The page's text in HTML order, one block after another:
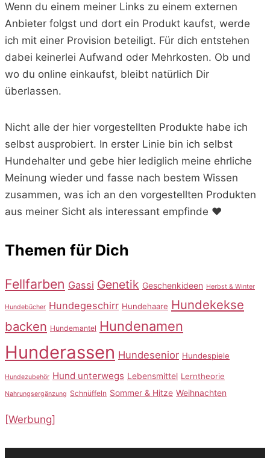
Wenn du einem meiner Links zu einem externen
Anbieter folgst und dort ein Produkt kaufst, werde
ich mit einer Provision beteiligt. Für dich entstehen
dabei keinerlei Aufwand oder Mehrkosten. Ob und
wo du online einkaufst, bleibt natürlich Dir
überlassen.
Nicht alle der hier vorgestellten Produkte habe ich
selbst ausprobiert. In erster Linie bin ich selbst
Hundehalter und gebe hier lediglich meine ehrliche
Meinung wieder und fasse nach bestem Wissen
zusammen, was ich an den vorgestellten Produkten
aus meiner Sicht als interessant empfinde ♥️
Themen für Dich
Fellfarben Gassi Genetik Geschenkideen Herbst & Winter
Hundebücher Hundegeschirr Hundehaare Hundekekse
backen Hundemantel Hundenamen
Hunderassen Hundesenior Hundespiele
Hundezubehör Hund unterwegs Lebensmittel Lerntheorie
Nahrungsergänzung Schnüffeln Sommer & Hitze Weihnachten
[Werbung]